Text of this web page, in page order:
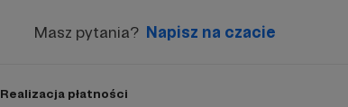
Masz pytania? Napisz na czacie
Realizacja płatności